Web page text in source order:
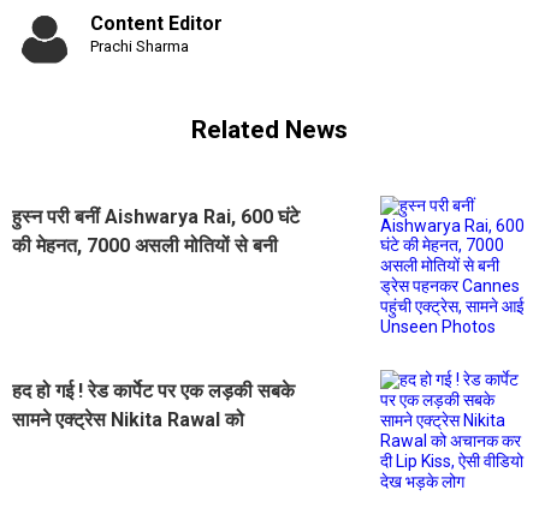
Content Editor
Prachi Sharma
Related News
हुस्न परी बनीं Aishwarya Rai, 600 घंटे
की मेहनत, 7000 असली मोतियों से बनी
हद हो गई ! रेड कार्पेट पर एक लड़की सबके
सामने एक्ट्रेस Nikita Rawal को